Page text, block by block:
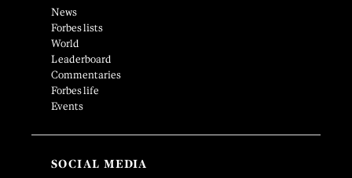
News
Forbes lists
World
Leaderboard
Commentaries
Forbes life
Events
SOCIAL MEDIA